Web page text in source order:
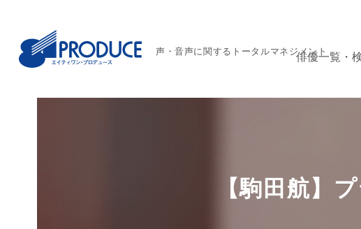
声・音声に関するトータルマネジメント俳優一覧・
【駒田航】